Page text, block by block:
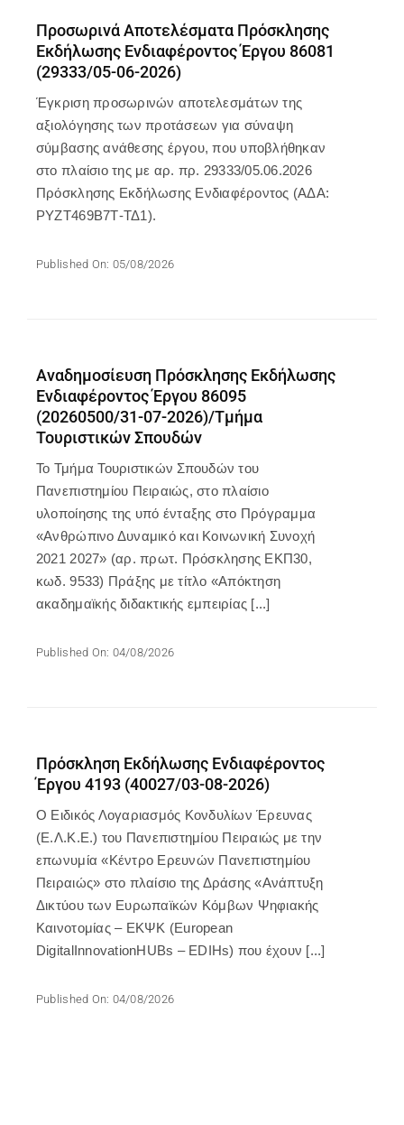
Προσωρινά Αποτελέσματα Πρόσκλησης
Εκδήλωσης Ενδιαφέροντος Έργου 86081
(29333/05-06-2026)
Έγκριση προσωρινών αποτελεσμάτων της
αξιολόγησης των προτάσεων για σύναψη
σύμβασης ανάθεσης έργου, που υποβλήθηκαν
στο πλαίσιο της με αρ. πρ. 29333/05.06.2026
Πρόσκλησης Εκδήλωσης Ενδιαφέροντος (ΑΔΑ:
ΡΥΖΤ469Β7Τ-ΤΔ1).
Published On: 05/08/2026
Αναδημοσίευση Πρόσκλησης Εκδήλωσης
Ενδιαφέροντος Έργου 86095
(20260500/31-07-2026)/Τμήμα
Τουριστικών Σπουδών
To Τμήμα Τουριστικών Σπουδών του
Πανεπιστημίου Πειραιώς, στο πλαίσιο
υλοποίησης της υπό ένταξης στο Πρόγραμμα
«Ανθρώπινο Δυναμικό και Κοινωνική Συνοχή
2021 2027» (αρ. πρωτ. Πρόσκλησης ΕΚΠ30,
κωδ. 9533) Πράξης με τίτλο «Απόκτηση
ακαδημαϊκής διδακτικής εμπειρίας [...]
Published On: 04/08/2026
Πρόσκληση Εκδήλωσης Ενδιαφέροντος
Έργου 4193 (40027/03-08-2026)
Ο Ειδικός Λογαριασμός Κονδυλίων Έρευνας
(Ε.Λ.Κ.Ε.) του Πανεπιστημίου Πειραιώς με την
επωνυμία «Κέντρο Ερευνών Πανεπιστημίου
Πειραιώς» στο πλαίσιο της Δράσης «Ανάπτυξη
Δικτύου των Ευρωπαϊκών Κόμβων Ψηφιακής
Καινοτομίας – ΕΚΨΚ (European
DigitalInnovationHUBs – EDIHs) που έχουν [...]
Published On: 04/08/2026